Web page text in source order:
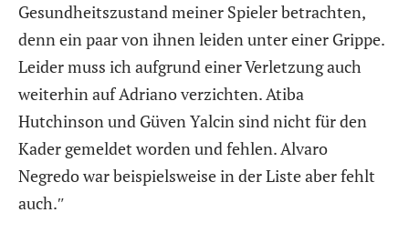
Gesundheitszustand meiner Spieler betrachten,
denn ein paar von ihnen leiden unter einer Grippe.
Leider muss ich aufgrund einer Verletzung auch
weiterhin auf Adriano verzichten. Atiba
Hutchinson und Güven Yalcin sind nicht für den
Kader gemeldet worden und fehlen. Alvaro
Negredo war beispielsweise in der Liste aber fehlt
auch.″